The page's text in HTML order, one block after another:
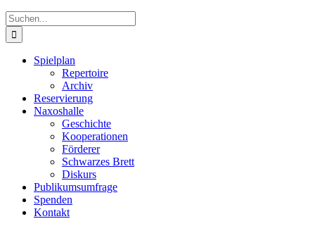
Suche
nach:
Spielplan
Repertoire
Archiv
Reservierung
Naxoshalle
Geschichte
Kooperationen
Förderer
Schwarzes Brett
Diskurs
Publikumsumfrage
Spenden
Kontakt